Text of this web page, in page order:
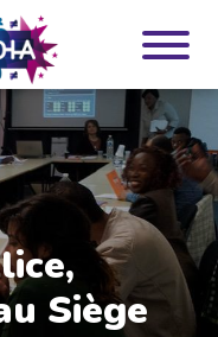
Siège